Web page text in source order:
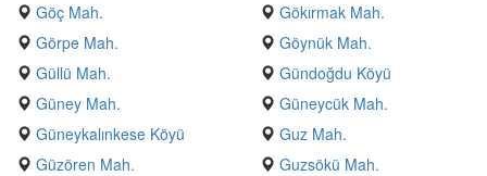
Göç Mah.
Gökırmak Mah.
Görpe Mah.
Göynük Mah.
Güllü Mah.
Gündoğdu Köyü
Güney Mah.
Güneycük Mah.
Güneykalınkese Köyü
Guz Mah.
Güzören Mah.
Guzsökü Mah.